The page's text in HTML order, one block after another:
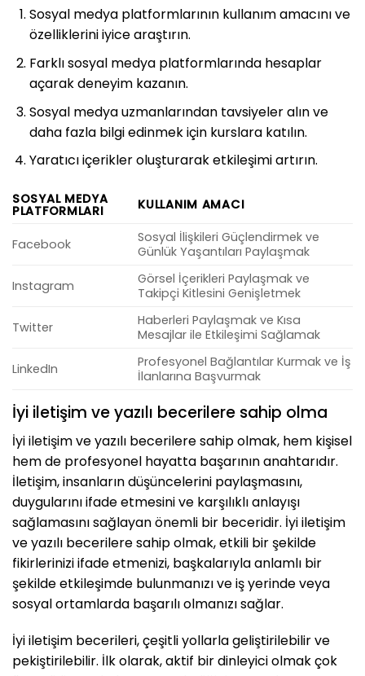
Sosyal medya platformlarının kullanım amacını ve
özelliklerini iyice araştırın.
Farklı sosyal medya platformlarında hesaplar
açarak deneyim kazanın.
Sosyal medya uzmanlarından tavsiyeler alın ve
daha fazla bilgi edinmek için kurslara katılın.
Yaratıcı içerikler oluşturarak etkileşimi artırın.
SOSYAL MEDYA
PLATFORMLARI KULLANIM AMACI
Facebook
Sosyal İlişkileri Güçlendirmek ve
Günlük Yaşantıları Paylaşmak
Instagram
Görsel İçerikleri Paylaşmak ve
Takipçi Kitlesini Genişletmek
Twitter
Haberleri Paylaşmak ve Kısa
Mesajlar ile Etkileşimi Sağlamak
LinkedIn
Profesyonel Bağlantılar Kurmak ve İş
İlanlarına Başvurmak
İyi iletişim ve yazılı becerilere sahip olma
İyi iletişim ve yazılı becerilere sahip olmak, hem kişisel
hem de profesyonel hayatta başarının anahtarıdır.
İletişim, insanların düşüncelerini paylaşmasını,
duygularını ifade etmesini ve karşılıklı anlayışı
sağlamasını sağlayan önemli bir beceridir. İyi iletişim
ve yazılı becerilere sahip olmak, etkili bir şekilde
fikirlerinizi ifade etmenizi, başkalarıyla anlamlı bir
şekilde etkileşimde bulunmanızı ve iş yerinde veya
sosyal ortamlarda başarılı olmanızı sağlar.
İyi iletişim becerileri, çeşitli yollarla geliştirilebilir ve
pekiştirilebilir. İlk olarak, aktif bir dinleyici olmak çok